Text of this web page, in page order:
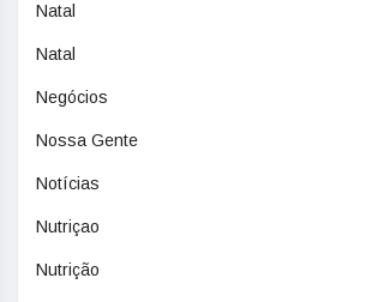
Natal
Natal
Negócios
Nossa Gente
Notícias
Nutriçao
Nutrição